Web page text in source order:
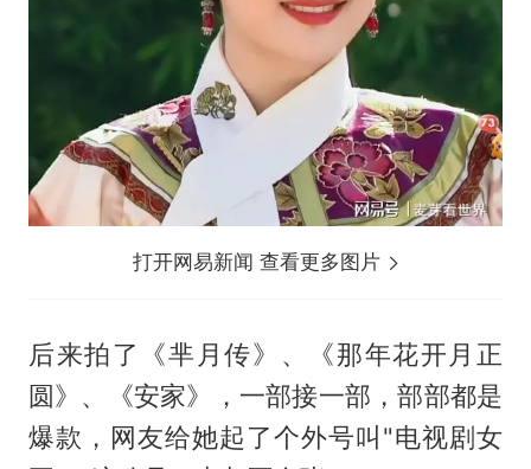
打开网易新闻 查看更多图片
后来拍了《芈月传》、《那年花开月正
圆》、《安家》，一部接一部，部部都是
爆款，网友给她起了个外号叫"电视剧女